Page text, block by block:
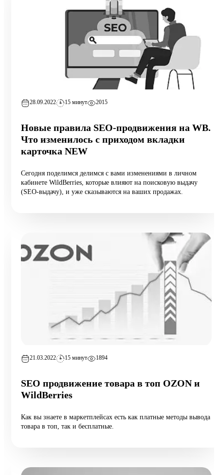
28.09.2022 15 минут 2015
Новые правила SEO-продвижения на WB.
Что изменилось с приходом вкладки
карточка NEW
Сегодня поделимся делимся с вами изменениями в личном
кабинете WildBerries, которые влияют на поисковую выдачу
(SEO-выдачу), и уже сказываются на ваших продажах.
21.03.2022 15 минут 1894
SEO продвижение товара в топ OZON и
WildBerries
Как вы знаете в маркетплейсах есть как платные методы вывода
товара в топ, так и бесплатные.